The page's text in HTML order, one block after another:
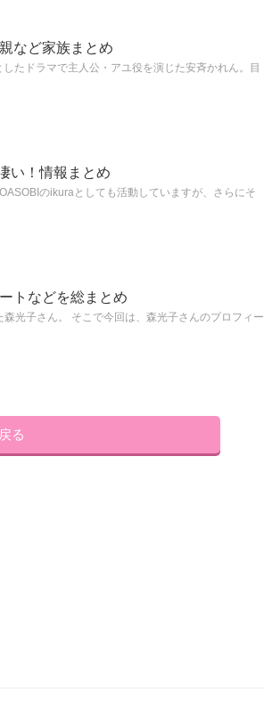
など家族まとめ
たドラマで主人公・アユ役を演じた安斉かれん。目
い！情報まとめ
のikuraとしても活動していますが、さらにそ
トなどを総まとめ
光子さん。 そこで今回は、森光子さんのプロフィー
る